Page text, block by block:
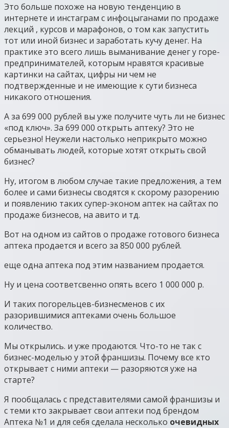
Это больше похоже на новую тенденцию в
интернете и инстаграм с инфоцыганами по продаже
лекций , курсов и марафонов, о том как запустить
тот или иной бизнес и заработать кучу денег. На
практике это всего лишь выманивание денег у горе-
предпринимателей, которым нравятся красивые
картинки на сайтах, цифры ни чем не
подтвержденные и не имеющие к сути бизнеса
никакого отношения.
А за 699 000 рублей вы уже получите чуть ли не бизнес
«под ключ». За 699 000 открыть аптеку? Это не
серьезно! Неужели настолько неприкрыто можно
обманывать людей, которые хотят открыть свой
бизнес?
Ну, итогом в любом случае такие предложения, а тем
более и сами бизнесы сводятся к скорому разорению
и появлению таких супер-эконом аптек на сайтах по
продаже бизнесов, на авито и тд.
Вот на одном из сайтов о продаже готового бизнеса
аптека продается и всего за 850 000 рублей.
еще одна аптека под этим названием продается.
Ну и цена соответсвенно опять всего 1 000 000 р.
И таких погорельцев-бизнесменов с их
разорившимися аптеками очень большое
количество.
Мы открылись. и уже продаются. Что-то не так с
бизнес-моделью у этой франшизы. Почему все кто
открывает с ними аптеки — разоряются уже на
старте?
Я пообщалась с представителями самой франшизы и
с теми кто закрывает свои аптеки под брендом
Аптека №1 и для себя сделала несколько очевидных